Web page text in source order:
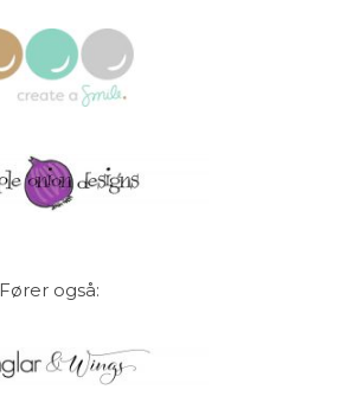
Fører også: